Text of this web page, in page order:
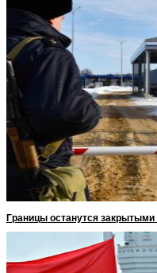
Границы останутся